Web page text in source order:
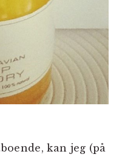
kan jeg (på